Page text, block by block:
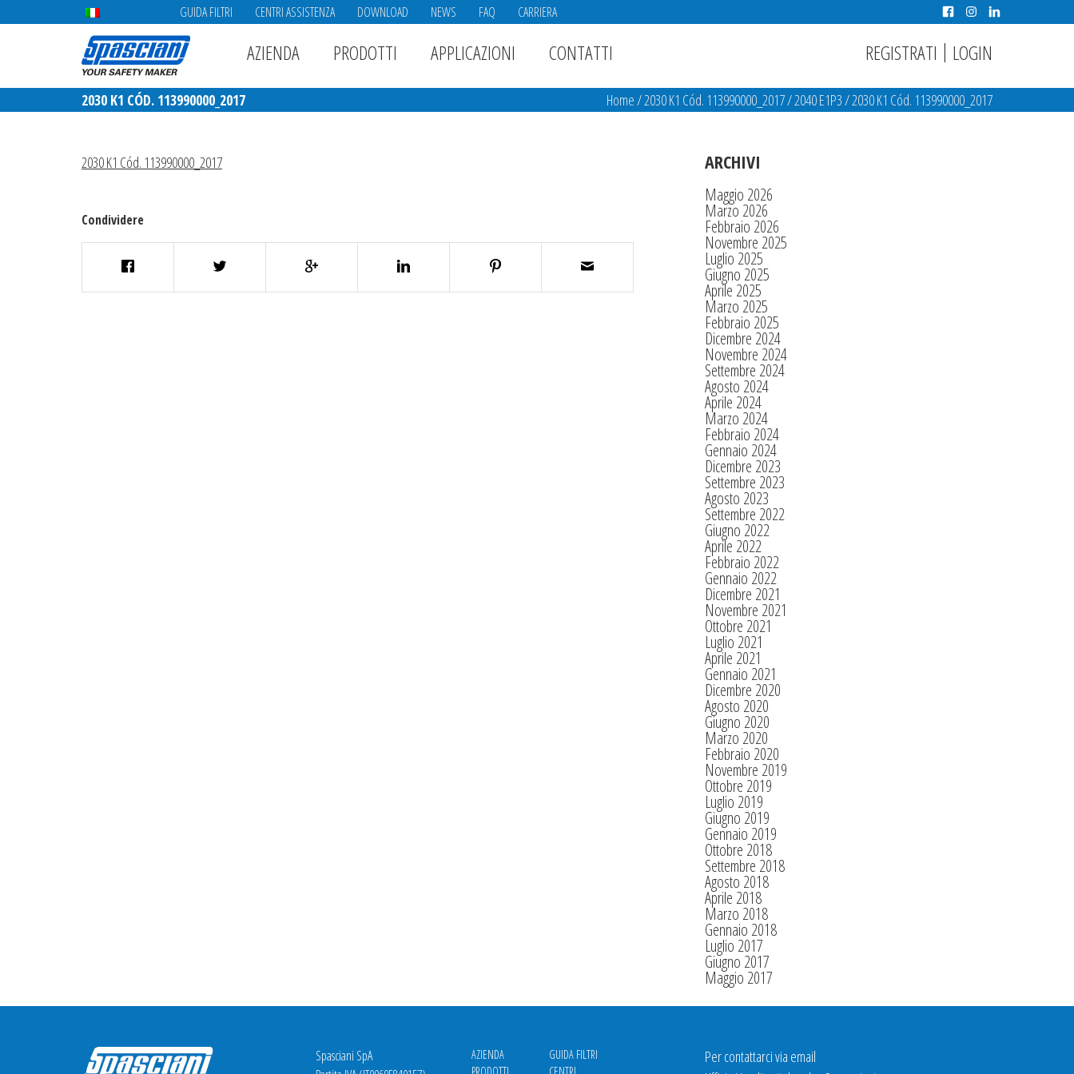
GUIDA FILTRI CENTRI ASSISTENZA DOWNLOAD NEWS FAQ CARRIERA
AZIENDA PRODOTTI APPLICAZIONI CONTATTI REGISTRATI | LOGIN
2030 K1 CÓD. 113990000_2017 Home/2030 K1 Cód. 113990000_2017/2040 E1P3/2030 K1 Cód. 113990000_2017
2030 K1 Cód. 113990000_2017
Condividere
ARCHIVI
Maggio 2026
Marzo 2026
Febbraio 2026
Novembre 2025
Luglio 2025
Giugno 2025
Aprile 2025
Marzo 2025
Febbraio 2025
Dicembre 2024
Novembre 2024
Settembre 2024
Agosto 2024
Aprile 2024
Marzo 2024
Febbraio 2024
Gennaio 2024
Dicembre 2023
Settembre 2023
Agosto 2023
Settembre 2022
Giugno 2022
Aprile 2022
Febbraio 2022
Gennaio 2022
Dicembre 2021
Novembre 2021
Ottobre 2021
Luglio 2021
Aprile 2021
Gennaio 2021
Dicembre 2020
Agosto 2020
Giugno 2020
Marzo 2020
Febbraio 2020
Novembre 2019
Ottobre 2019
Luglio 2019
Giugno 2019
Gennaio 2019
Ottobre 2018
Settembre 2018
Agosto 2018
Aprile 2018
Marzo 2018
Gennaio 2018
Luglio 2017
Giugno 2017
Maggio 2017
Spasciani SpA
AZIENDA
GUIDA FILTRI
Per contattarci via email